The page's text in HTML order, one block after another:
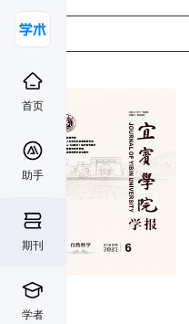
首页
助手
期刊
学者